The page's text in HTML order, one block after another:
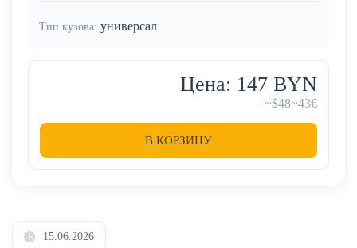
Тип кузова: универсал
Цена: 147 BYN
~$48~43€
В КОРЗИНУ
15.06.2026